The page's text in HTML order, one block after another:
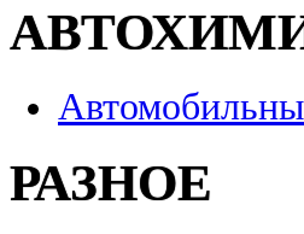
РАЗНОЕ